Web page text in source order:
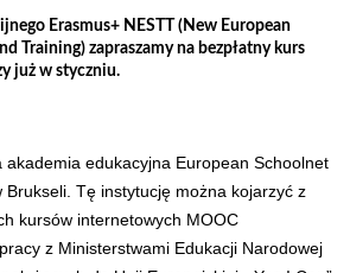
Erasmus+ NESTT (New European
Training) zapraszamy na bezpłatny kurs
już w styczniu.
akademia edukacyjna European Schoolnet
Brukseli. Tę instytucję można kojarzyć z
kursów internetowych MOOC
z Ministerstwami Edukacji Narodowej